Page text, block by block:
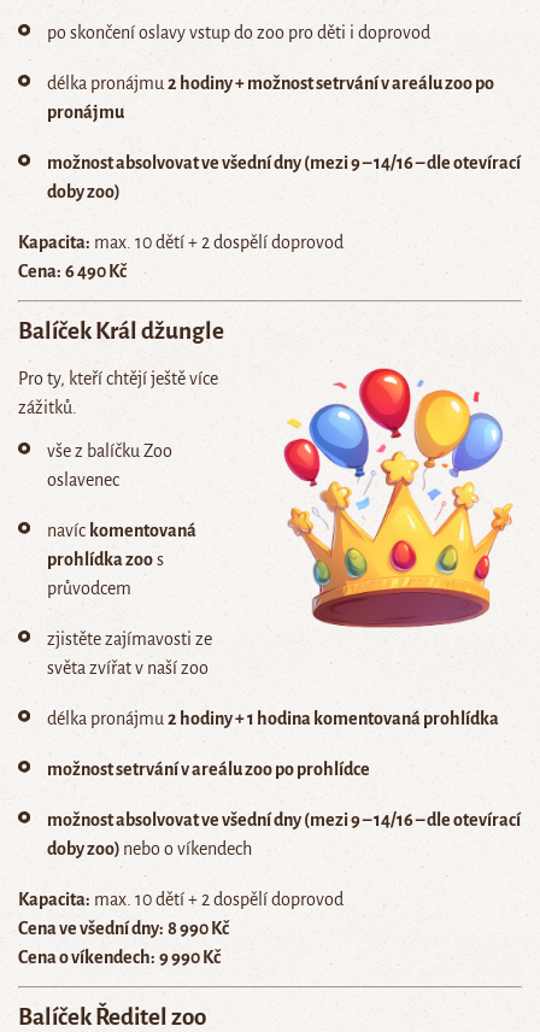
po skončení oslavy vstup do zoo pro děti i doprovod
délka pronájmu2 hodiny +možnost setrvání v areálu zoo po
pronájmu
možnost absolvovat ve všední dny (mezi 9 – 14/16 – dle otevírací
doby zoo)
Kapacita: max. 10 dětí + 2 dospělí doprovod
Cena: 6 490 Kč
BalíčekKrál džungle
Pro ty, kteří chtějí ještě více
zážitků.
vše z balíčku Zoo
oslavenec
navíc komentovaná
prohlídka zoos
průvodcem
zjistěte zajímavosti ze
světa zvířat v naší zoo
délka pronájmu2 hodiny + 1 hodina komentovaná prohlídka
možnost setrvání v areálu zoo po prohlídce
možnost absolvovat ve všední dny (mezi 9 – 14/16 – dle otevírací
doby zoo) nebo o víkendech
Kapacita: max. 10 dětí + 2 dospělí doprovod
Cena ve všední dny: 8 990 Kč
Cena o víkendech: 9 990 Kč
BalíčekŘeditel zoo